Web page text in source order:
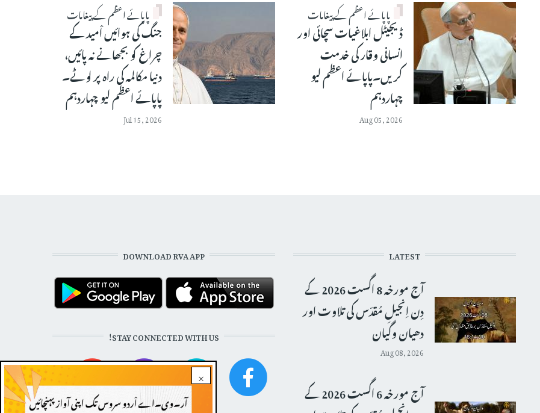
پاپائے اعظم کے پیغامات
ڈیجیٹل ابلاغیات سچائی اور
انسانی وقار کی خدمت
کریں۔پاپائے اعظم لیو
چہاردہم
Aug 05, 2026
پاپائے اعظم کے پیغامات
جنگ کی ہوائیں اْمید کے
چراغ کو بجھانے نہ پائیں،
دنیا مکالمہ کی راہ پر لوٹے۔
پاپائے اعظم لیو چہاردہم
Jul 15, 2026
×
LATEST
آج مورخہ 8 اگست 2026 کے
دِن اِنجیلِ مُقدّس کی تلاوت اور
دھیان وگیان
Aug 08, 2026
آج مورخہ 6 اگست 2026 کے
DOWNLOAD RVA APP
STAY CONNECTED WITH US!